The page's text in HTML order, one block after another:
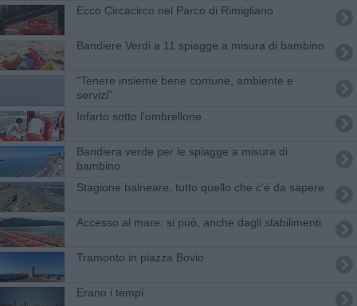
Ecco Circacirco nel Parco di Rimigliano
Bandiere Verdi a 11 spiagge a misura di bambino
"Tenere insieme bene comune, ambiente e
servizi"
Infarto sotto l'ombrellone
Bandiera verde per le spiagge a misura di
bambino
Stagione balneare, tutto quello che c'è da sapere
Accesso al mare: si può, anche dagli stabilimenti
Tramonto in piazza Bovio
Erano i tempi